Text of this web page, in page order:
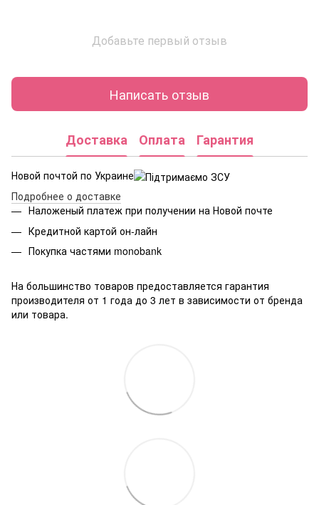
Добавьте первый отзыв
Написать отзыв
Доставка Оплата Гарантия
Новой почтой по Украине
Подробнее о доставке
Наложеный платеж при получении на Новой почте
Кредитной картой он-лайн
Покупка частями monobank
На большинство товаров предоставляется гарантия
производителя от 1 года до 3 лет в зависимости от бренда
или товара.